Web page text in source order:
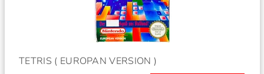
TETRIS ( EUROPAN VERSION )